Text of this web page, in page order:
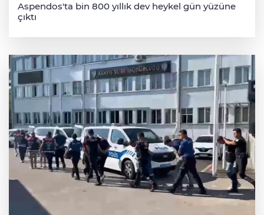
Aspendos'ta bin 800 yıllık dev heykel gün yüzüne
çıktı